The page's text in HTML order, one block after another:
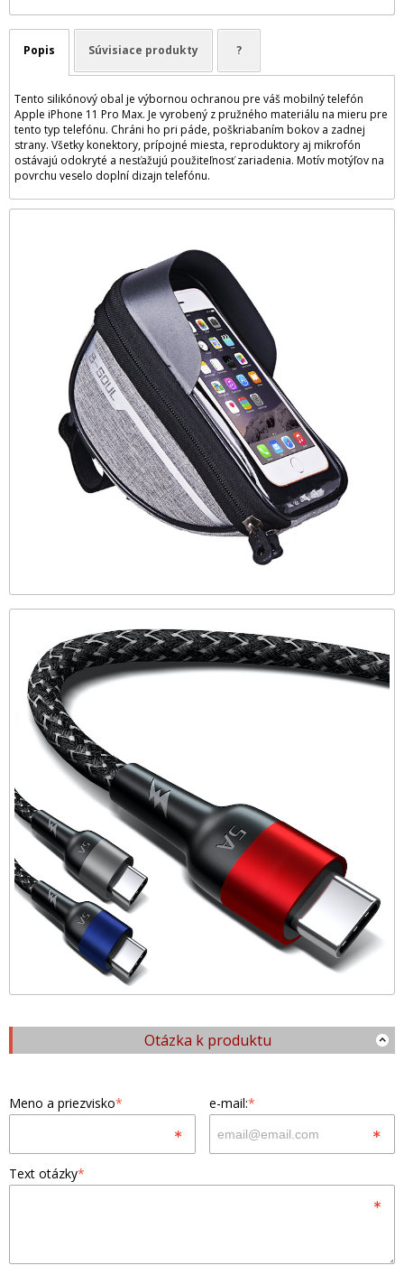
Popis Súvisiace produkty ?
Tento silikónový obal je výbornou ochranou pre váš mobilný telefón
Apple iPhone 11 Pro Max. Je vyrobený z pružného materiálu na mieru pre
tento typ telefónu. Chráni ho pri páde, poškriabaním bokov a zadnej
strany. Všetky konektory, prípojné miesta, reproduktory aj mikrofón
ostávajú odokryté a nesťažujú použiteľnosť zariadenia. Motív motýľov na
povrchu veselo doplní dizajn telefónu.
Otázka k produktu
Meno a priezvisko* e-mail:*
Text otázky*